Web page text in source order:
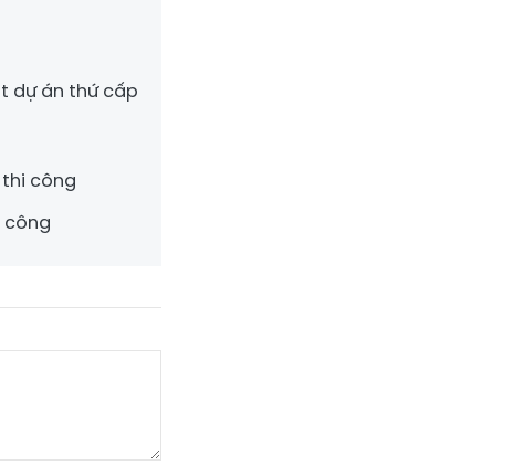
dự án thứ cấp
thi công
công